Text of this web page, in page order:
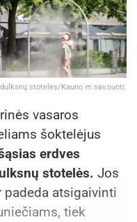
stotelės/Kauno m.sav.nuotr.
vasaros
šoktelėjus
erdves
stotelės. Jos
atsigaivinti
tiek